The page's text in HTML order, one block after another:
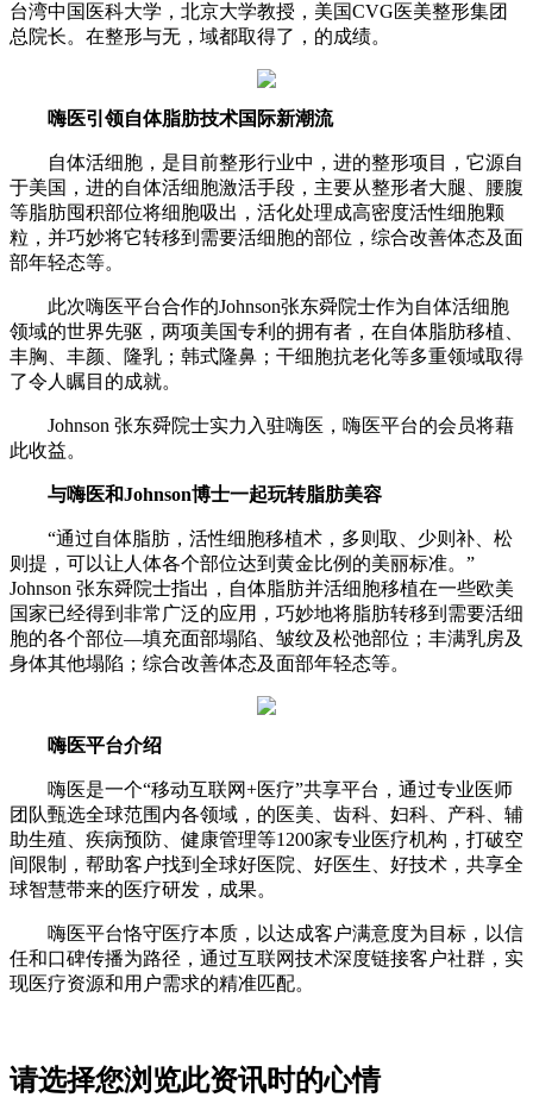
台湾中国医科大学，北京大学教授，美国CVG医美整形集团
总院长。在整形与无，域都取得了，的成绩。
嗨医引领自体脂肪技术国际新潮流
自体活细胞，是目前整形行业中，进的整形项目，它源自
于美国，进的自体活细胞激活手段，主要从整形者大腿、腰腹
等脂肪囤积部位将细胞吸出，活化处理成高密度活性细胞颗
粒，并巧妙将它转移到需要活细胞的部位，综合改善体态及面
部年轻态等。
此次嗨医平台合作的Johnson张东舜院士作为自体活细胞
领域的世界先驱，两项美国专利的拥有者，在自体脂肪移植、
丰胸、丰颜、隆乳；韩式隆鼻；干细胞抗老化等多重领域取得
了令人瞩目的成就。
Johnson 张东舜院士实力入驻嗨医，嗨医平台的会员将藉
此收益。
与嗨医和Johnson博士一起玩转脂肪美容
“通过自体脂肪，活性细胞移植术，多则取、少则补、松
则提，可以让人体各个部位达到黄金比例的美丽标准。”
Johnson 张东舜院士指出，自体脂肪并活细胞移植在一些欧美
国家已经得到非常广泛的应用，巧妙地将脂肪转移到需要活细
胞的各个部位—填充面部塌陷、皱纹及松弛部位；丰满乳房及
身体其他塌陷；综合改善体态及面部年轻态等。
嗨医平台介绍
嗨医是一个“移动互联网+医疗”共享平台，通过专业医师
团队甄选全球范围内各领域，的医美、齿科、妇科、产科、辅
助生殖、疾病预防、健康管理等1200家专业医疗机构，打破空
间限制，帮助客户找到全球好医院、好医生、好技术，共享全
球智慧带来的医疗研发，成果。
嗨医平台恪守医疗本质，以达成客户满意度为目标，以信
任和口碑传播为路径，通过互联网技术深度链接客户社群，实
现医疗资源和用户需求的精准匹配。
请选择您浏览此资讯时的心情